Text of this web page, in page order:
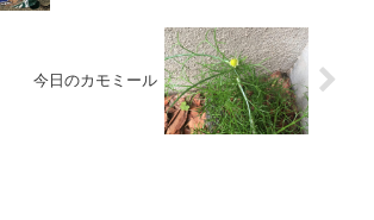
今日のカモミール